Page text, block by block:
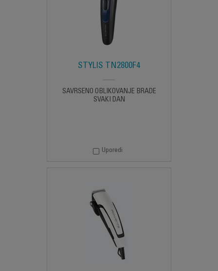
STYLIS TN2800F4
SAVRŠENO OBLIKOVANJE BRADE
SVAKI DAN
Uporedi